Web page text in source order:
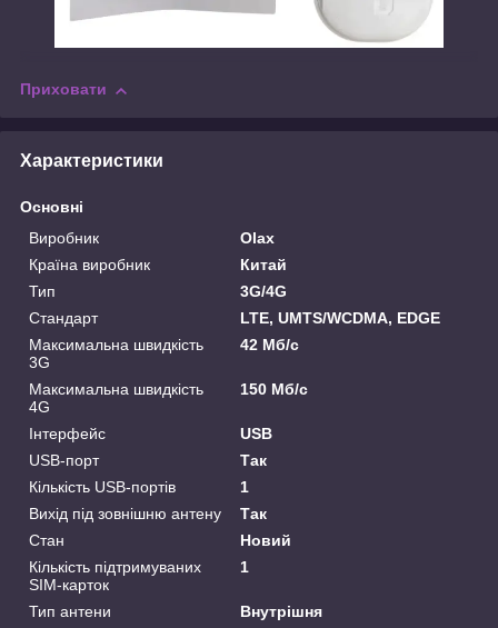
Приховати
Характеристики
Основні
Виробник
Olax
Країна виробник
Китай
Тип
3G/4G
Стандарт
LTE, UMTS/WCDMA, EDGE
Максимальна швидкість
3G
42 Мб/с
Максимальна швидкість
4G
150 Мб/с
Інтерфейс
USB
USB-порт
Так
Кількість USB-портів
1
Вихід під зовнішню антену
Так
Стан
Новий
Кількість підтримуваних
SIM-карток
1
Тип антени
Внутрішня